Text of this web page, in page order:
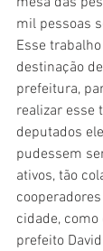
mil pessoas
Esse
destinação
prefeitura,
realizar esse
deputados
pudessem
ativos, tão
cidade, como
prefeito